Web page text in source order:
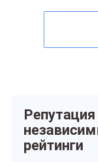
передаётся
рейтинги